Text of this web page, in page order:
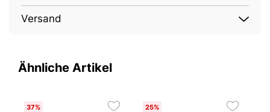
Versand
Ähnliche Artikel
37% 25%